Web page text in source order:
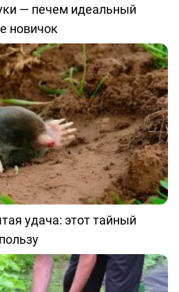
— печем идеальный
новичок
удача: этот тайный